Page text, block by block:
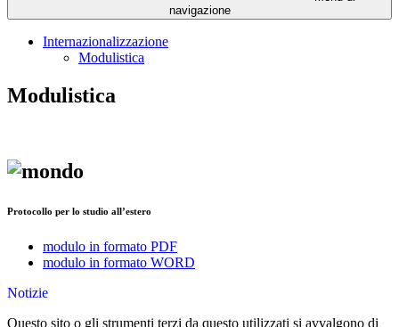
navigazione
Internazionalizzazione
Modulistica
Modulistica
Protocollo per lo studio all’estero
modulo in formato PDF
modulo in formato WORD
Notizie
Questo sito o gli strumenti terzi da questo utilizzati si avvalgono di